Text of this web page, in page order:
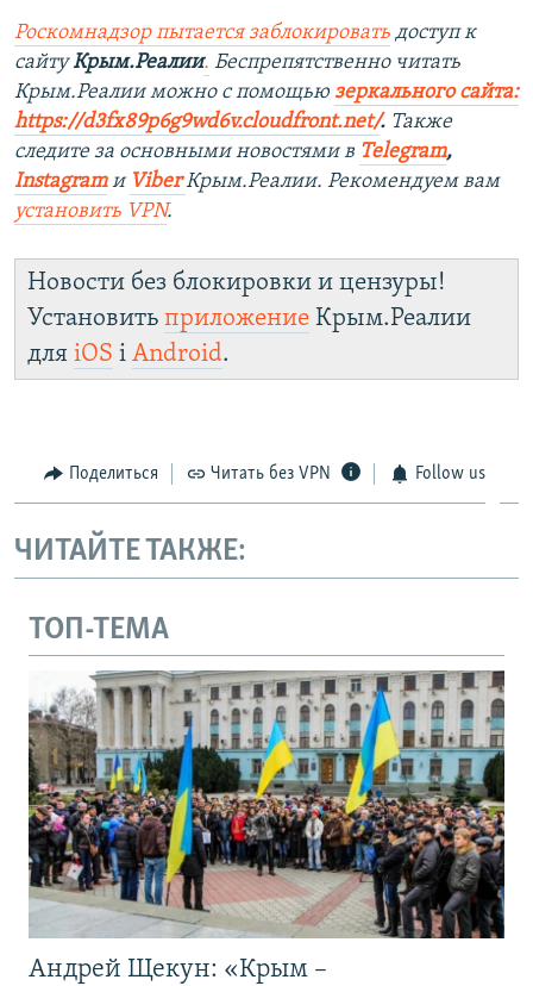
Роскомнадзор пытается заблокировать доступ к
сайтуКрым.Реалии. Беспрепятственно читать
Крым.Реалии можно с помощью зеркального сайта:
https://d3fx89p6g9wd6v.cloudfront.net/. ​ Также
следите за основными новостями в Telegram,
Instagram и ViberКрым.Реалии. Рекомендуем вам
установить VPN.
Новости без блокировки и цензуры!
Установить приложение Крым.Реалии
для iOS і Android.
Поделиться Читать без VPN Follow us
ЧИТАЙТЕ ТАКЖЕ:
ТОП-ТЕМА
Андрей Щекун: «Крым –